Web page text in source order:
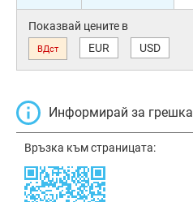
Показвай цените в
ВДст EUR USD
Информирай за грешка
Връзка към страницата: